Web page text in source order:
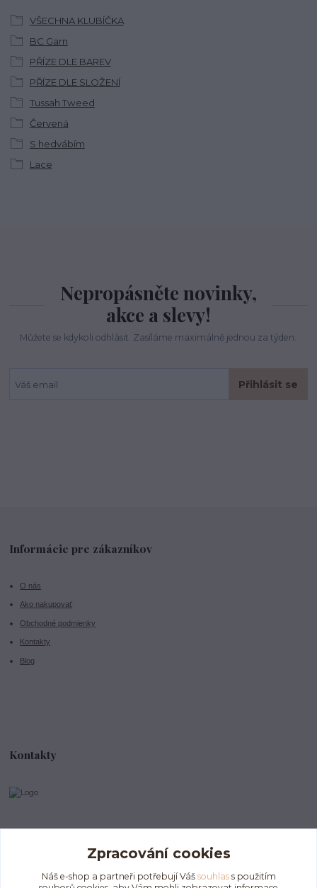
VŠECHNA KLUBÍČKA
BC Garn
PŘÍZE DLE BAREV
PŘÍZE DLE SLOŽENÍ
Tussah Tweed
Červená
S hedvábím
Lace
Nepropásněte novinky,
akce a slevy!
Můžete se kdykoli odhlásit. Zasíláme maximálně jednou za týden.
Přihlásit se
Informácie pre zákazníkov
O nás
Ako nakupovať
Obchodné podmienky
Kontakty
Blog
Kontakty
Zpracování cookies
Náš e-shop a partneři potřebují Váš souhlass použitím